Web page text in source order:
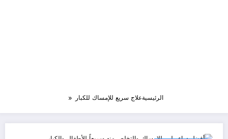
الرئيسيةعلاج سريع للإمساك للكبار